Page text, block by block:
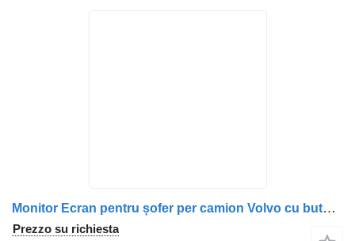
Monitor Ecran pentru șofer per camion Volvo cu butoane de control
Prezzo su richiesta